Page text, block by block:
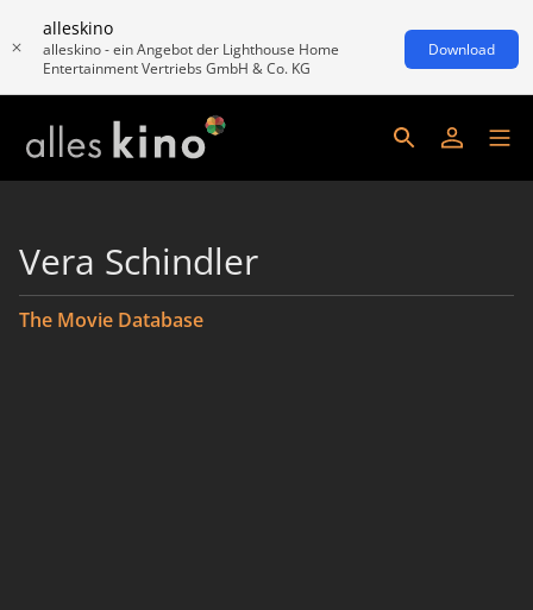
alleskino
alleskino - ein Angebot der Lighthouse Home
Entertainment Vertriebs GmbH & Co. KG
Download
Vera Schindler
The Movie Database